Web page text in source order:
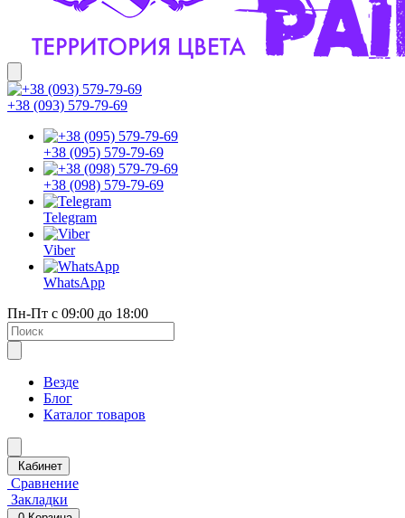
+38 (093) 579-79-69
+38 (095) 579-79-69
+38 (098) 579-79-69
Telegram
Viber
WhatsApp
Пн-Пт с 09:00 до 18:00
Везде
Блог
Каталог товаров
Кабинет
Сравнение
Закладки